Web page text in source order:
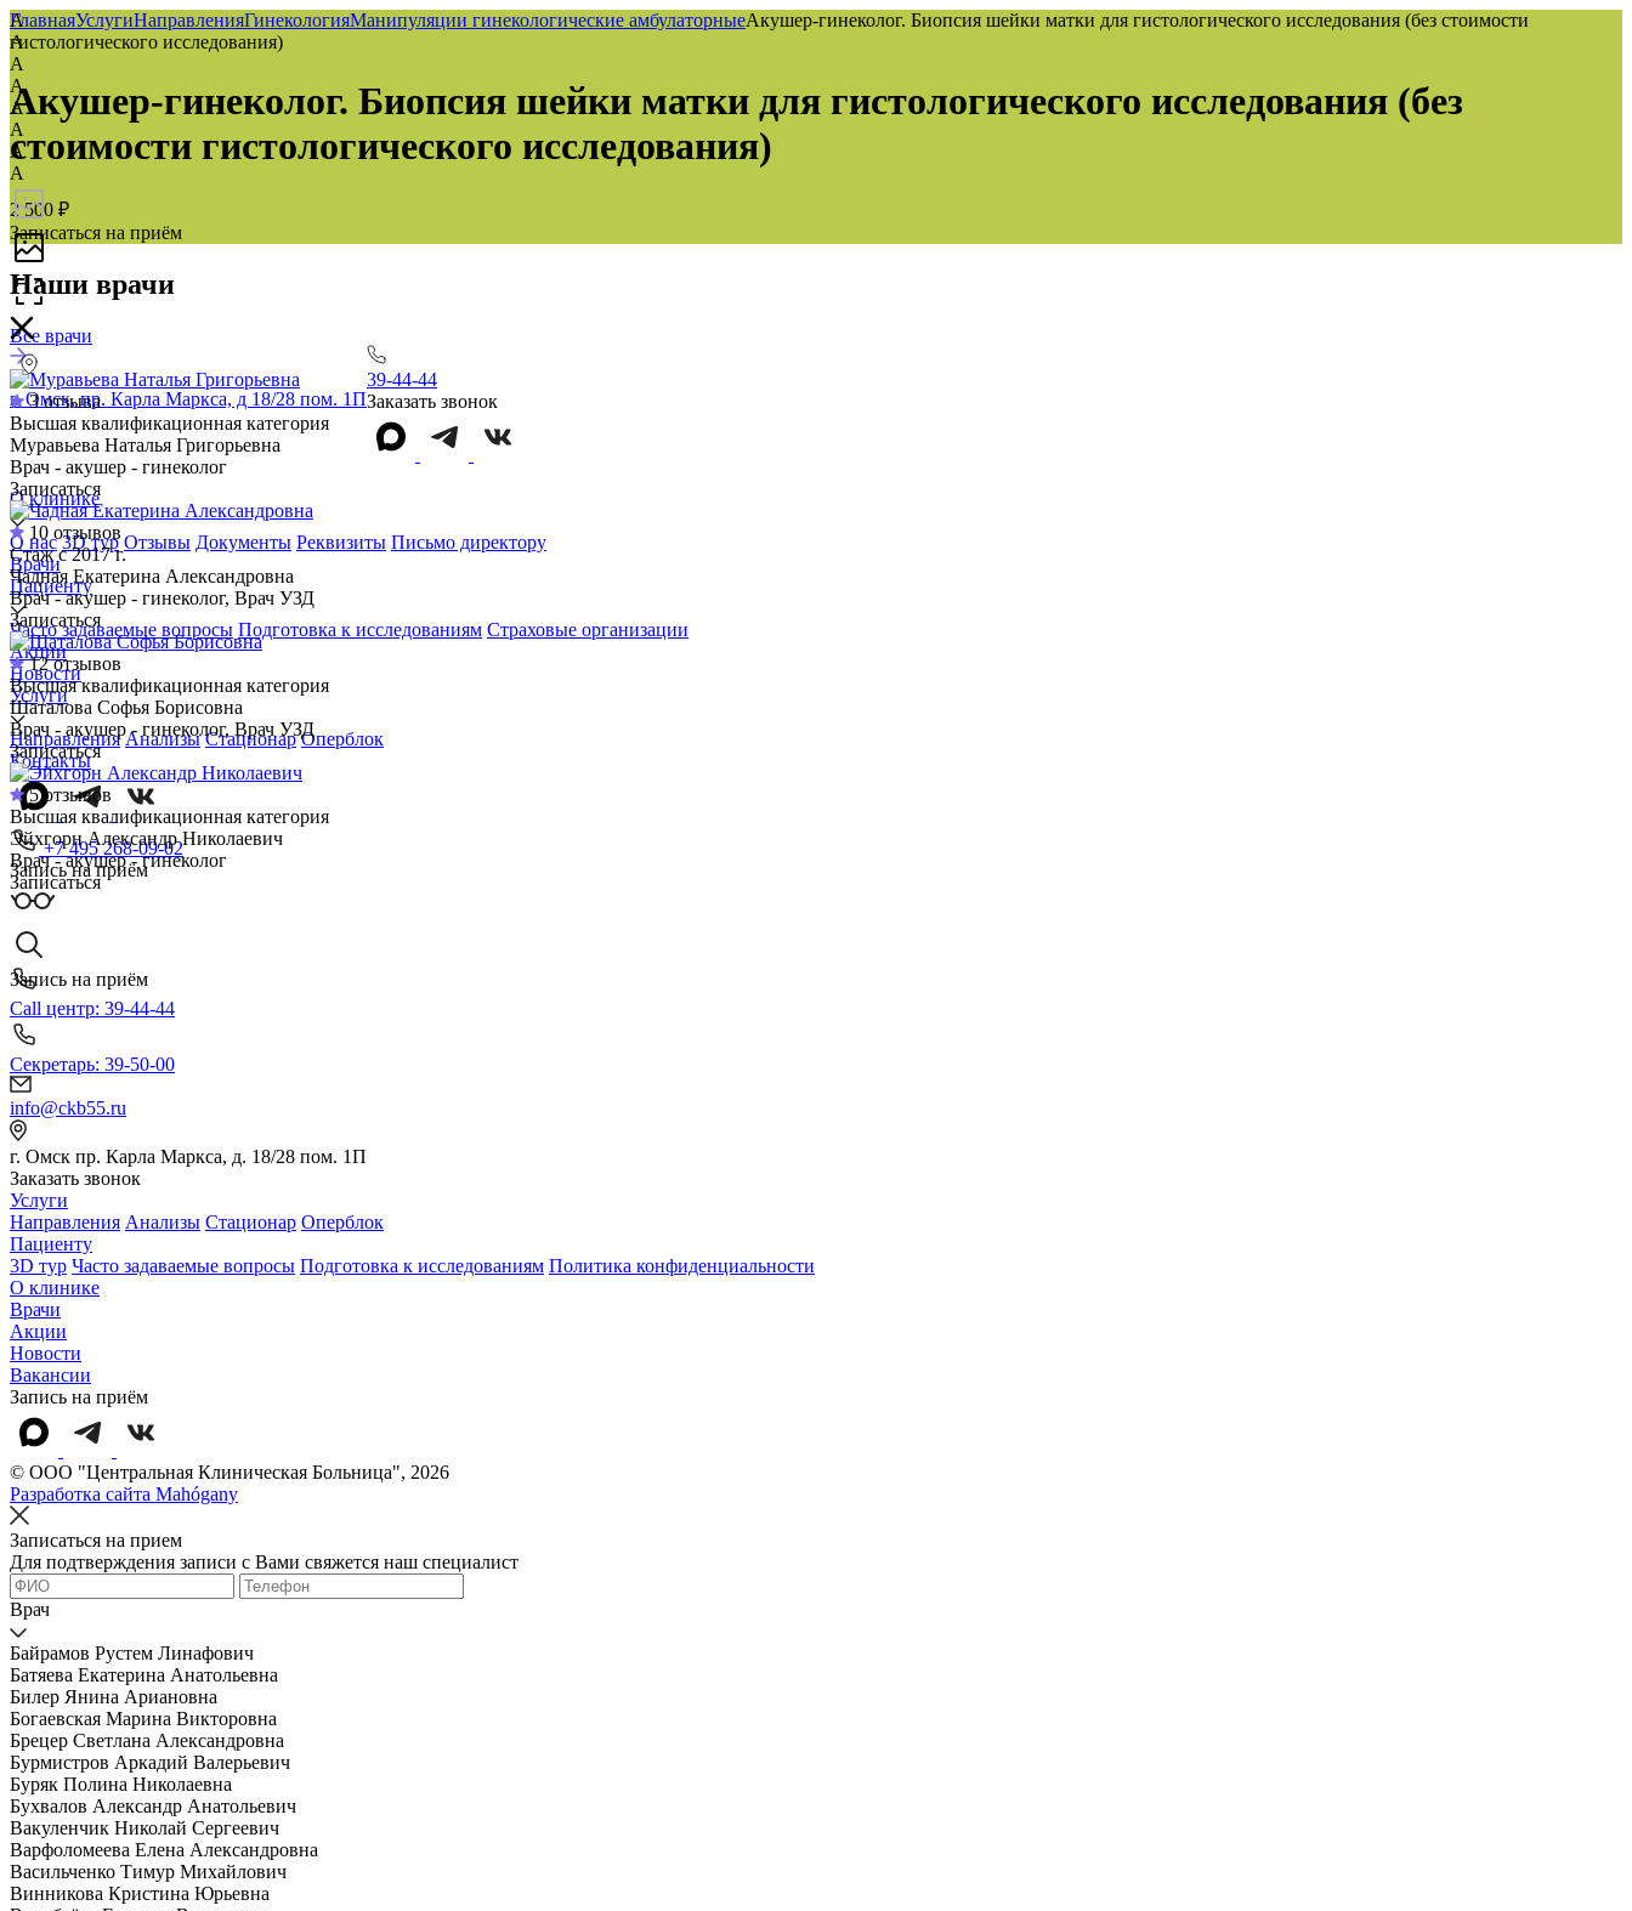
А
А
А
А
А
А
А
А
г. Омск, пр. Карла Маркса, д 18/28 пом. 1П
39-44-44
Заказать звонок
О клинике
О нас 3D тур Отзывы Документы Реквизиты Письмо директору
Врачи
Пациенту
Часто задаваемые вопросы Подготовка к исследованиям Страховые организации
Акции
Новости
Услуги
Направления Анализы Стационар Оперблок
Контакты
+7 495 268-09-02
Запись на приём
Запись на приём
ГлавнаяУслугиНаправленияГинекологияМанипуляции гинекологические амбулаторныеАкушер-гинеколог. Биопсия шейки матки для гистологического исследования (без стоимости
гистологического исследования)
Акушер-гинеколог. Биопсия шейки матки для гистологического исследования (без
стоимости гистологического исследования)
2 500 ₽
Записаться на приём
Наши врачи
Все врачи
3 отзыва
Высшая квалификационная категория
Муравьева Наталья Григорьевна
Врач - акушер - гинеколог
Записаться
10 отзывов
Стаж с 2017 г.
Чадная Екатерина Александровна
Врач - акушер - гинеколог, Врач УЗД
Записаться
12 отзывов
Высшая квалификационная категория
Шаталова Софья Борисовна
Врач - акушер - гинеколог, Врач УЗД
Записаться
5 отзывов
Высшая квалификационная категория
Эйхгорн Александр Николаевич
Врач - акушер - гинеколог
Записаться
Call центр: 39-44-44
Секретарь: 39-50-00
info@ckb55.ru
г. Омск пр. Карла Маркса, д. 18/28 пом. 1П
Заказать звонок
Услуги
Направления Анализы Стационар Оперблок
Пациенту
3D тур Часто задаваемые вопросы Подготовка к исследованиям Политика конфиденциальности
О клинике
Врачи
Акции
Новости
Вакансии
Запись на приём
© OOO "Центральная Клиническая Больница", 2026
Разработка сайта Mahógany
Записаться на прием
Для подтверждения записи с Вами свяжется наш специалист
Врач
Байрамов Рустем Линафович
Батяева Екатерина Анатольевна
Билер Янина Ариановна
Богаевская Марина Викторовна
Брецер Светлана Александровна
Бурмистров Аркадий Валерьевич
Буряк Полина Николаевна
Бухвалов Александр Анатольевич
Вакуленчик Николай Сергеевич
Варфоломеева Елена Александровна
Васильченко Тимур Михайлович
Винникова Кристина Юрьевна